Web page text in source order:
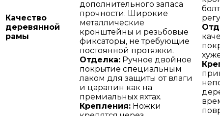
Качество
деревянной
рамы
дополнительного запаса
прочности. Широкие
металлические
кронштейны и резьбовые
фиксаторы, не требующие
постоянной протяжки.
Отделка: Ручное двойное
покрытие специальным
лаком для защиты от влаги
и царапин как на
премиальных яхтах.
Крепления: Ножки